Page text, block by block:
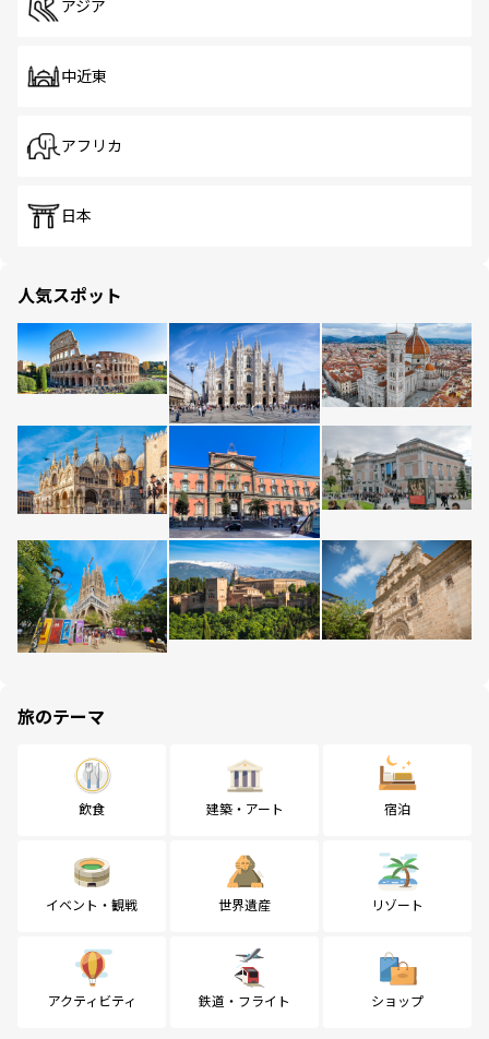
アジア
中近東
アフリカ
日本
人気スポット
旅のテーマ
飲食 建築・アート 宿泊
イベント・観戦 世界遺産 リゾート
アクティビティ 鉄道・フライト ショップ